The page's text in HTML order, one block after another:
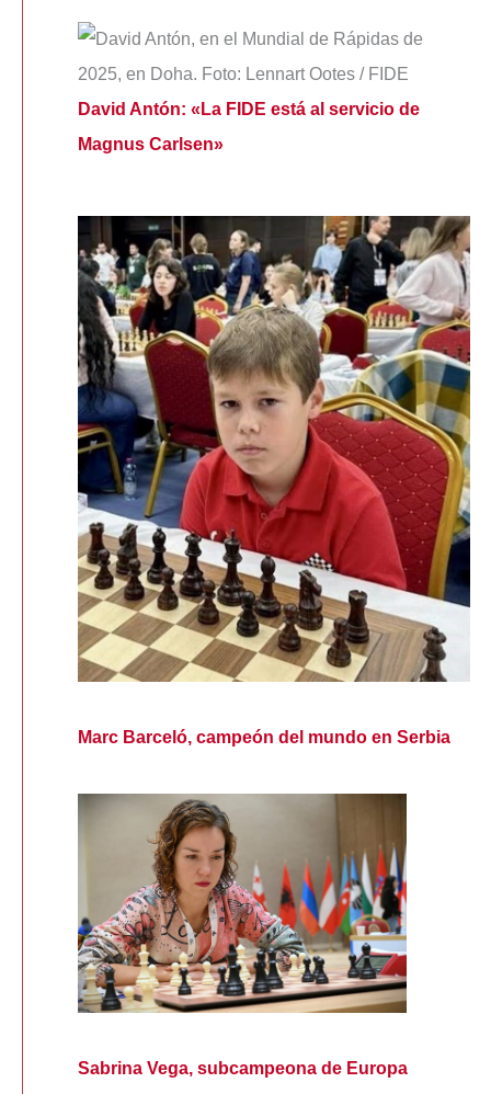
David Antón: «La FIDE está al servicio de
Magnus Carlsen»
Marc Barceló, campeón del mundo en Serbia
Sabrina Vega, subcampeona de Europa